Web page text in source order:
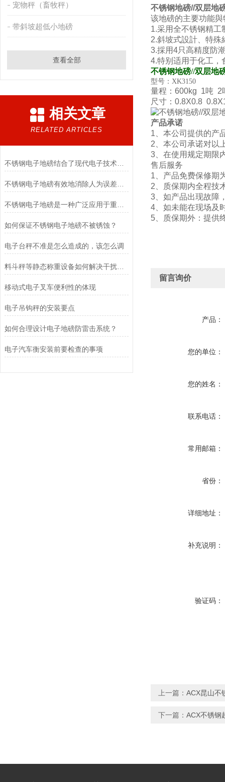
宠物秤（畜牧秤）
带斜坡超低小地磅
查看全部
相关文章
RELATED ARTICLES
不锈钢电子地磅结合了现代电子技术和高质量不锈钢材料的优点
不锈钢电子地磅有效地消除人为误差和其他环境因素对测量结果的影响
不锈钢电子地磅是一种广泛应用于重量测量和货物称重的设备
如何保证不锈钢电子地磅不被锈蚀？
电子台秤不准是怎么造成的，该怎么调
料斗秤等静态称重设备如何解决干扰问题
移动式电子叉车便利性的体现
电子吊钩秤的安装要点
如何合理设计电子地磅防雷击系统？
电子汽车衡安装前要检查的事项
不锈钢地磅//双层地
该地磅的主要功能
1.采用全不锈钢精工
2.斜坡式設計、特殊
3.採用4只高精度防
4.特别适用于化工，
不锈钢地磅//双层地
型号
量程：600kg 1吨 2
尺寸：0.8X0.8
产品承诺
1、本公司提供的产
2、本公司承诺对以
3、在使用规定期限
售后服务
1、产品免费保修期
2、质保期内全
3、如产品出现故障
4、如未能在现场及
5、质保期外：提供
留言询价
产品：
您的单位：
您的姓名：
联系电话：
常用邮箱：
省份：
详细地址：
补充说明：
验证码：
上一篇： ACX昆山不
下一篇： ACX不锈钢